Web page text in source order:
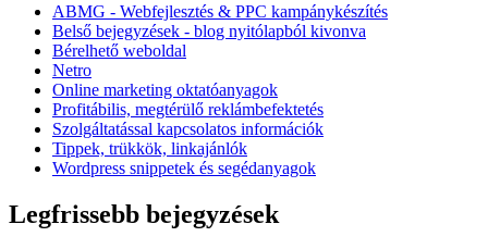
ABMG - Webfejlesztés & PPC kampánykészítés
Belső bejegyzések - blog nyitólapból kivonva
Bérelhető weboldal
Netro
Online marketing oktatóanyagok
Profitábilis, megtérülő reklámbefektetés
Szolgáltatással kapcsolatos információk
Tippek, trükkök, linkajánlók
Wordpress snippetek és segédanyagok
Legfrissebb bejegyzések